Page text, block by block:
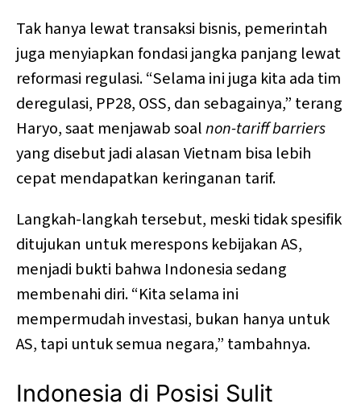
Tak hanya lewat transaksi bisnis, pemerintah
juga menyiapkan fondasi jangka panjang lewat
reformasi regulasi. “Selama ini juga kita ada tim
deregulasi, PP28, OSS, dan sebagainya,” terang
Haryo, saat menjawab soalnon-tariff barriers
yang disebut jadi alasan Vietnam bisa lebih
cepat mendapatkan keringanan tarif.
Langkah-langkah tersebut, meski tidak spesifik
ditujukan untuk merespons kebijakan AS,
menjadi bukti bahwa Indonesia sedang
membenahi diri. “Kita selama ini
mempermudah investasi, bukan hanya untuk
AS, tapi untuk semua negara,” tambahnya.
Indonesia di Posisi Sulit